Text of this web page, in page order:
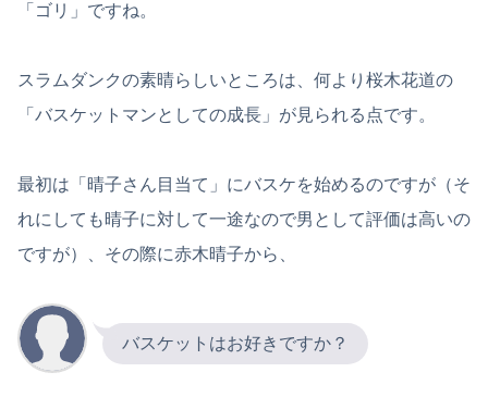
「ゴリ」ですね。
スラムダンクの素晴らしいところは、何より桜木花道の
「バスケットマンとしての成長」が見られる点です。
最初は「晴子さん目当て」にバスケを始めるのですが（そ
れにしても晴子に対して一途なので男として評価は高いの
ですが）、その際に赤木晴子から、
バスケットはお好きですか？